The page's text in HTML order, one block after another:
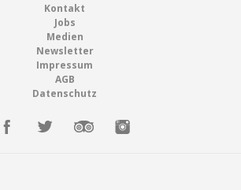
Kontakt
Jobs
Medien
Newsletter
Impressum
AGB
Datenschutz